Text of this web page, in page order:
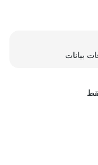
بيانات